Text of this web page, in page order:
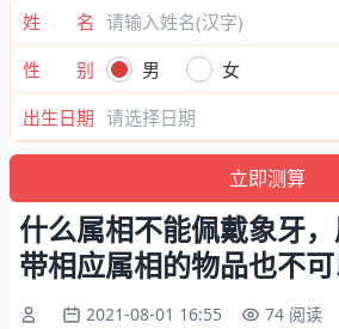
姓 名
性 别
男
女
出生日期
什么属相不能佩戴象牙
带相应属相的物品也不
2021-08-01 16:55 74 阅读